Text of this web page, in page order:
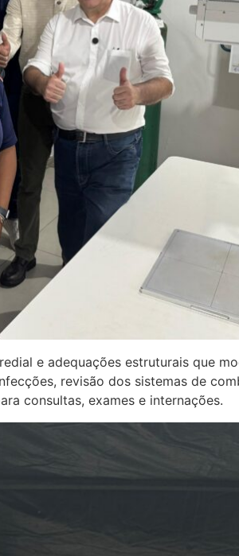
e adequações estruturais que
revisão dos sistemas de
consultas, exames e internações.